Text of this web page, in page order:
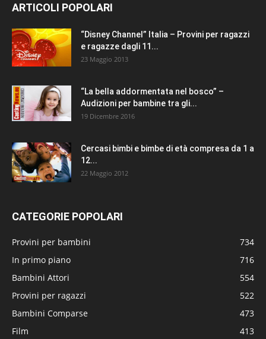
ARTICOLI POPOLARI
“Disney Channel” Italia – Provini per ragazzi
e ragazze dagli 11...
23 Maggio 2013
“La bella addormentata nel bosco” –
Audizioni per bambine tra gli...
19 Dicembre 2016
Cercasi bimbi e bimbe di età compresa da 1 a
12...
22 Maggio 2012
CATEGORIE POPOLARI
Provini per bambini
734
In primo piano
716
Bambini Attori
554
Provini per ragazzi
522
Bambini Comparse
473
Film
413